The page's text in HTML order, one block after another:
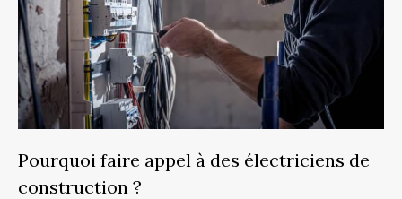
Pourquoi faire appel à des électriciens de
construction ?